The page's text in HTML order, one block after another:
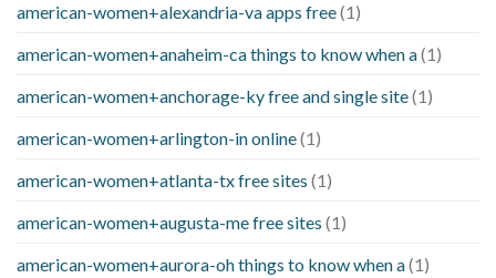
american-women+alexandria-va apps free(1)
american-women+anaheim-ca things to know when a(1)
american-women+anchorage-ky free and single site(1)
american-women+arlington-in online(1)
american-women+atlanta-tx free sites (1)
american-women+augusta-me free sites (1)
american-women+aurora-oh things to know when a(1)